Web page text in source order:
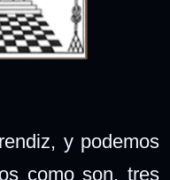
y podemos
como son, tres